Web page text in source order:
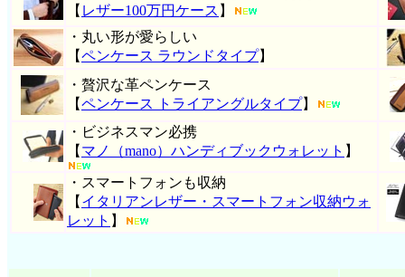
【 レザー100万円ケース 】
・丸い形が愛らしい
【ペンケース ラウンドタイプ】
・贅沢な革ペンケース
【ペンケース トライアングルタイプ】
・ビジネスマン必携
【 マノ（mano）ハンディブックウォレット 】
・スマートフォンも収納
【 イタリアンレザー・スマートフォン収納ウォ
レット 】